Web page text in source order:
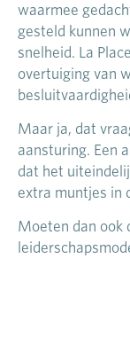
waarmee
gesteld kunnen
snelheid. La
overtuiging van
Maar ja, dat
aansturing. Een
dat het
extra muntjes in
Moeten dan ook